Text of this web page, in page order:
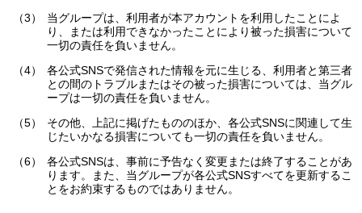
当グループは、利用者が本アカウントを利用したことによ
り、または利用できなかったことにより被った損害について
一切の責任を負いません。
各公式SNSで発信された情報を元に生じる、利用者と第三者
との間のトラブルまたはその被った損害については、当グル
ープは一切の責任を負いません。
その他、上記に掲げたもののほか、各公式SNSに関連して生
じたいかなる損害についても一切の責任を負いません。
各公式SNSは、事前に予告なく変更または終了することがあ
ります。また、当グループが各公式SNSすべてを更新するこ
とをお約束するものではありません。